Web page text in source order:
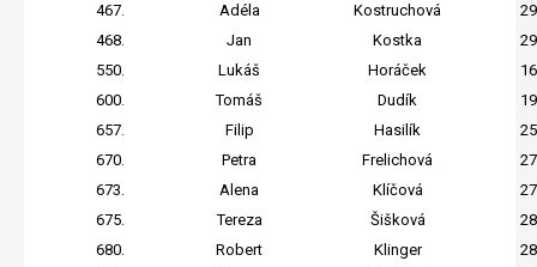
467.
Adéla Kostruchová
468.
Jan Kostka
550.
Lukáš Horáček
600.
Tomáš Dudík
657.
Filip Hasilík
670.
Petra Frelichová
673.
Alena Klíčová
675.
Tereza Šišková
680.
Robert Klinger